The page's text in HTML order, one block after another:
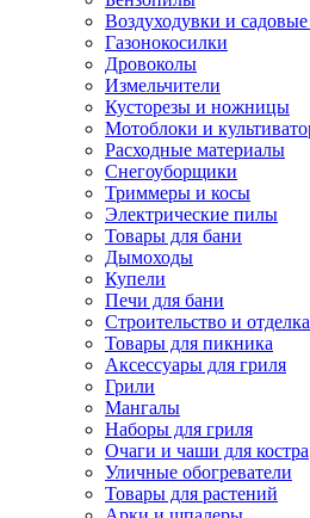
Воздуходувки и
Газонокосилки
Дровоколы
Измельчители
Кусторезы и ножницы
Мотоблоки и
Расходные материалы
Снегоуборщики
Триммеры и косы
Электрические пилы
Товары для бани
Дымоходы
Купели
Печи для бани
Строительство и
Товары для пикника
Аксессуары для гриля
Грили
Мангалы
Наборы для гриля
Очаги и чаши для костра
Уличные обогреватели
Товары для растений